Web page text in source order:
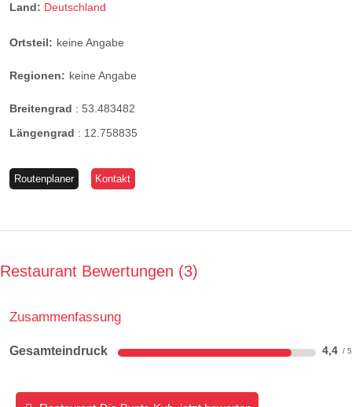
Land: Deutschland
Ortsteil: keine Angabe
Regionen: keine Angabe
Breitengrad : 53.483482
Längengrad : 12.758835
Routenplaner Kontakt
Restaurant Bewertungen 3
Zusammenfassung
Gesamteindruck 4,4